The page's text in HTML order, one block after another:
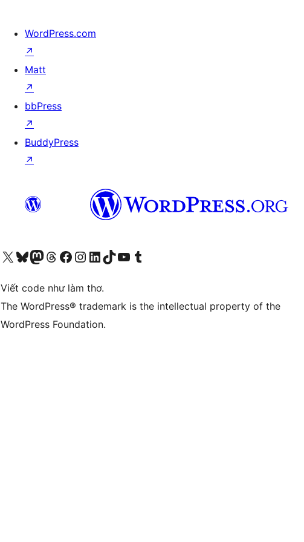
WordPress.com
↗
Matt
↗
bbPress
↗
BuddyPress
↗
Truy cập tài khoản X (trước đây là Twitter) của chúng tôiVisit our Bluesky account
Visit our Mastodon account
Visit our Threads account
Xem trang Facebook của chúng tôiTruy cập tài khoản Instagram của chúng tôiTruy cập tài khoản LinkedIn của chúng tôiVisit our TikTok account
Truy cập kênh YouTube của chúng tôi Visit our Tumblr account
Viết code như làm thơ.
The WordPress® trademark is the intellectual property of the
WordPress Foundation.